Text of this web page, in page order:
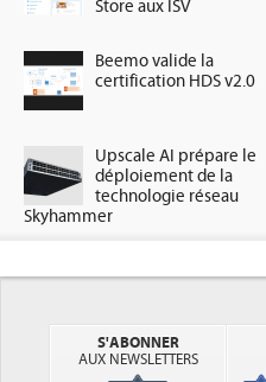
Store aux ISV
Beemo valide la
certification HDS v2.0
Upscale AI prépare le
déploiement de la
technologie réseau
Skyhammer
S'ABONNER
AUX NEWSLETTERS